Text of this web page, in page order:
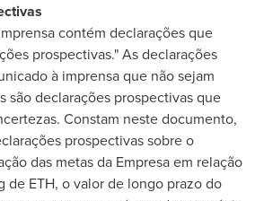
contém declarações que
prospectivas." As declarações
à imprensa que não sejam
são declarações prospectivas que
Constam neste documento,
prospectivas sobre o
das metas da Empresa em relação
de ETH, o valor de longo prazo do